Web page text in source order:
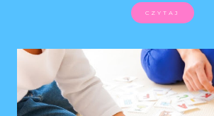
CZYTAJ